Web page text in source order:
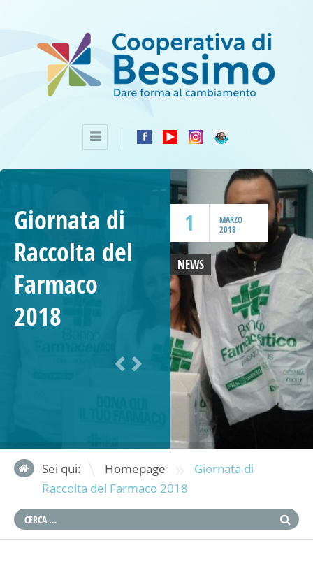
1
MARZO
2018
Giornata di
Raccolta del
Farmaco
2018
NEWS
Sei qui: Homepage »
Giornata di
Raccolta del Farmaco 2018